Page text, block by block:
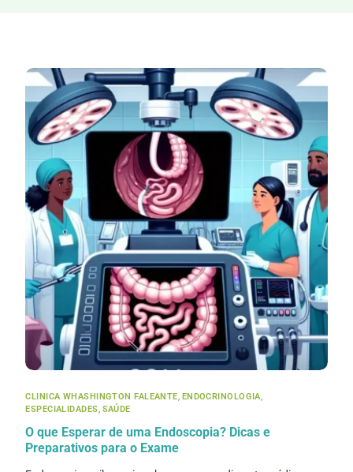
CLINICA WHASHINGTON FALEANTE, ENDOCRINOLOGIA,
ESPECIALIDADES, SAÚDE
O que Esperar de uma Endoscopia? Dicas e
Preparativos para o Exame